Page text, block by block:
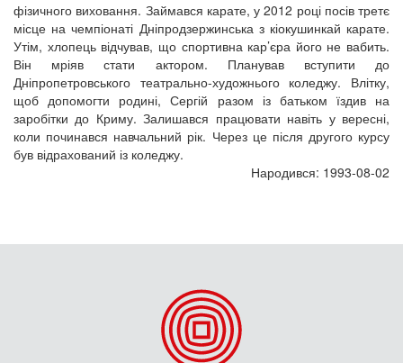
фізичного виховання. Займався карате, у 2012 році посів третє
місце на чемпіонаті Дніпродзержинська з кіокушинкай карате.
Утім, хлопець відчував, що спортивна кар’єра його не вабить.
Він мріяв стати актором. Планував вступити до
Дніпропетровського театрально-художнього коледжу. Влітку,
щоб допомогти родині, Сергій разом із батьком їздив на
заробітки до Криму. Залишався працювати навіть у вересні,
коли починався навчальний рік. Через це після другого курсу
був відрахований із коледжу.
Народився: 1993-08-02